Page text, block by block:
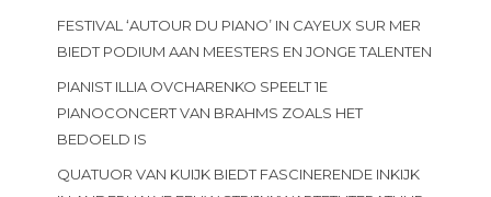
FESTIVAL ‘AUTOUR DU PIANO’ IN CAYEUX SUR MER
BIEDT PODIUM AAN MEESTERS EN JONGE TALENTEN
PIANIST ILLIA OVCHARENKO SPEELT 1E
PIANOCONCERT VAN BRAHMS ZOALS HET
BEDOELD IS
QUATUOR VAN KUIJK BIEDT FASCINERENDE INKIJK